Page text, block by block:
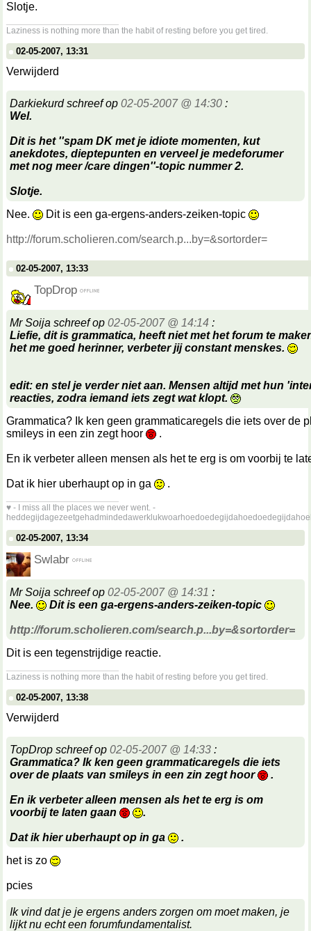
Slotje.
Laziness is nothing more than the habit of resting before you get tired.
02-05-2007, 13:31
Verwijderd
Darkiekurd schreef op 02-05-2007 @ 14:30 :
Wel.
Dit is het ''spam DK met je idiote momenten, kut
anekdotes, dieptepunten en verveel je medeforumer
met nog meer /care dingen''-topic nummer 2.
Slotje.
Nee.
Dit is een ga-ergens-anders-zeiken-topic
http://forum.scholieren.com/search.p...by=&sortorder=
02-05-2007, 13:33
TopDrop
Mr Soija schreef op 02-05-2007 @ 14:14 :
Liefie, dit is grammatica, heeft niet met het forum te
het me goed herinner, verbeter jij constant menskes.
edit: en stel je verder niet aan. Mensen altijd met hun
reacties, zodra iemand iets zegt wat klopt.
Grammatica? Ik ken geen grammaticaregels die iets over de
smileys in een zin zegt hoor
.
En ik verbeter alleen mensen als het te erg is om voorbij te
Dat ik hier uberhaupt op in ga
.
♥ - I miss all the places we never went. -
02-05-2007, 13:34
Swlabr
Mr Soija schreef op 02-05-2007 @ 14:31 :
Nee.
Dit is een ga-ergens-anders-zeiken-topic
http://forum.scholieren.com/search.p...by=&sortorder=
Dit is een tegenstrijdige reactie.
Laziness is nothing more than the habit of resting before you get tired.
02-05-2007, 13:38
Verwijderd
TopDrop schreef op 02-05-2007 @ 14:33 :
Grammatica? Ik ken geen grammaticaregels die iets
over de plaats van smileys in een zin zegt hoor
.
En ik verbeter alleen mensen als het te erg is om
voorbij te laten gaan
.
Dat ik hier uberhaupt op in ga
.
het is zo
pcies
Ik vind dat je je ergens anders zorgen om moet maken, je
lijkt nu echt een forumfundamentalist.